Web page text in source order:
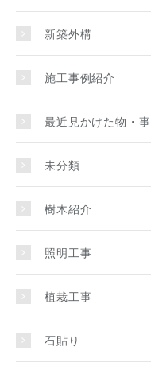
新築外構
施工事例紹介
最近見かけた物・事
未分類
樹木紹介
照明工事
植栽工事
石貼り